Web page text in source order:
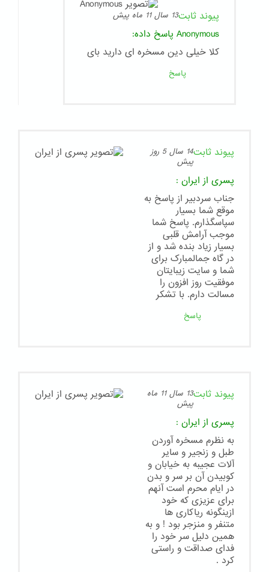
پیوند ثابت13 سال 11 ماه پیش
Anonymous پاسخ داده:
کلا خیلی دین مسخره ای دارید بای
پاسخ
پیوند ثابت
14 سال 5 روز
پیش
پسری از ایران :
جناب سردبیر از پاسخ به
موقع شما بسیار
سپاسگذارم. پاسخ شما
موجب آرامش قلبی
بسیار زیاد بنده شد و از
در گاه جمالمبارک برای
شما و سایت زیبایتان
موفقیت روز افزون را
مسالت دارم. با تشکر
پاسخ
پیوند ثابت
13 سال 11 ماه
پیش
پسری از ایران :
به نظرم مسخره آوردن
طبل و زنجیر و سایر
آلات عجیبه به خیابان و
کوبیدن آن بر سر و بدن
در ایام محرم است آنهم
برای عزیزی که خود
ازینگونه ریاکاری ها
متنفر و منزجر بود ! و به
همین دلیل سر خود را
فدای صداقت و راستی
کرد .